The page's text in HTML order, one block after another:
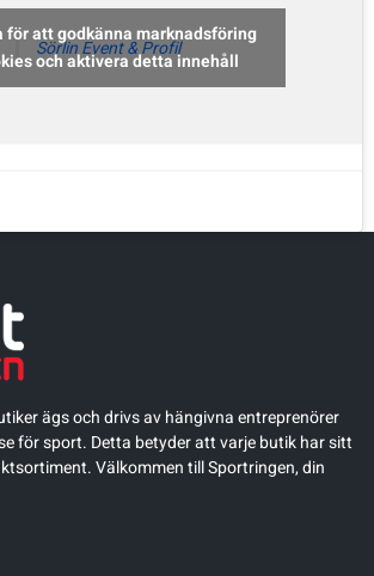
Sörlin Event & Profil
för att godkänna marknadsföring
och aktivera detta innehåll
ägs och drivs av hängivna entreprenörer
för sport. Detta betyder att varje butik har sitt
Välkommen till Sportringen, din